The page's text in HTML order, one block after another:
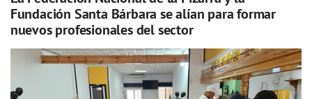
Fundación Santa Bárbara se alían para formar
nuevos profesionales del sector